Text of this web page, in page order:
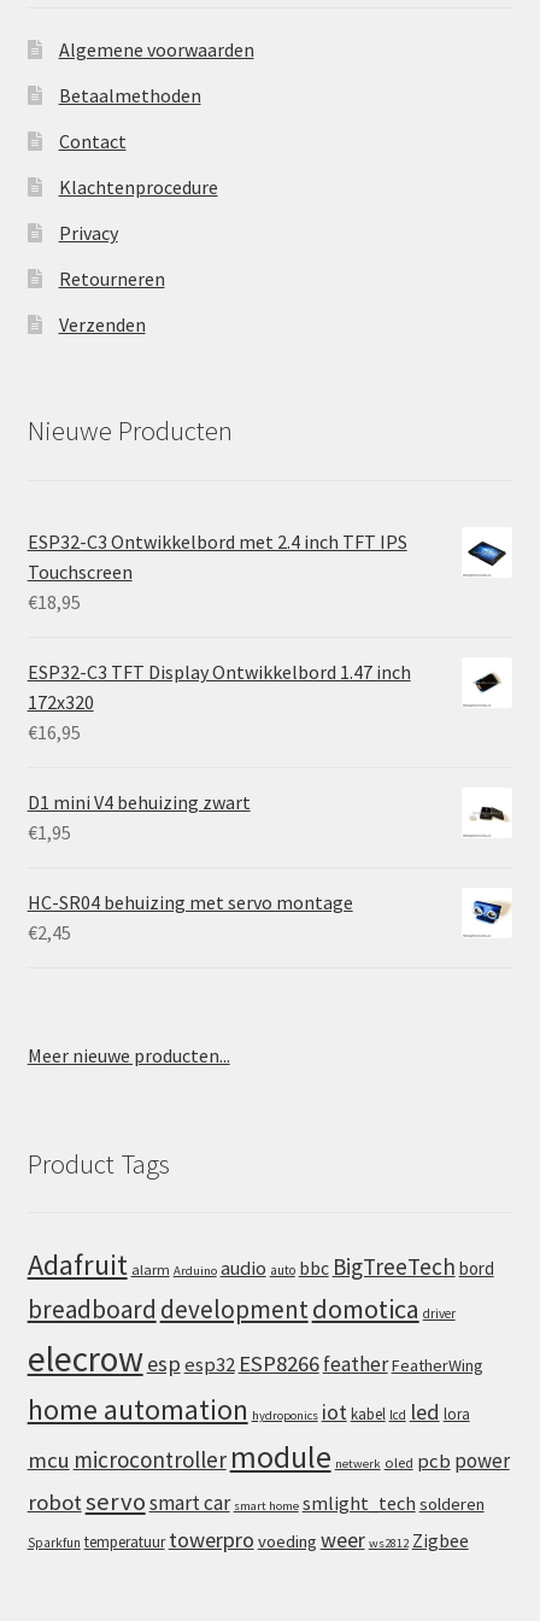
Algemene voorwaarden
Betaalmethoden
Contact
Klachtenprocedure
Privacy
Retourneren
Verzenden
Nieuwe Producten
ESP32-C3 Ontwikkelbord met 2.4 inch TFT IPS
Touchscreen
€18,95
ESP32-C3 TFT Display Ontwikkelbord 1.47 inch
172x320
€16,95
D1 mini V4 behuizing zwart
€1,95
HC-SR04 behuizing met servo montage
€2,45
Meer nieuwe producten...
Product Tags
Adafruit alarm Arduino audio auto bbc BigTreeTech bord
breadboard developmentdomotica driver
elecrowespesp32 ESP8266featherFeatherWing
home automation hydroponics iot kabel lcd led lora
mcu microcontroller module netwerk oled pcb power
robotservosmart car smart home smlight_tech solderen
Sparkfun temperatuur towerpro voeding weer ws2812 Zigbee